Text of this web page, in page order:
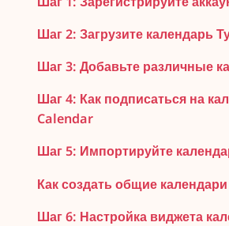
Шаг 2: Загрузите календарь
Шаг 3: Добавьте различные
Шаг 4: Как подписаться на
Calendar
Шаг 5: Импортируйте
Как создать общие
Шаг 6: Настройка виджета